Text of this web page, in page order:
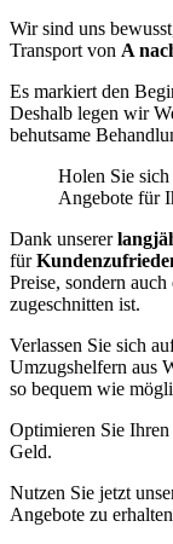
Wir sind uns
Transport von A
Es markiert den
Deshalb legen wir
behutsame
Holen Sie
Angebote für
Dank unserer
für
Preise, sondern
zugeschnitten ist.
Verlassen Sie sich
Umzugshelfern aus
so bequem wie
Optimieren Sie
Geld.
Nutzen Sie jetzt
Angebote zu